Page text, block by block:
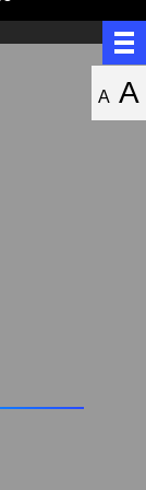
A A